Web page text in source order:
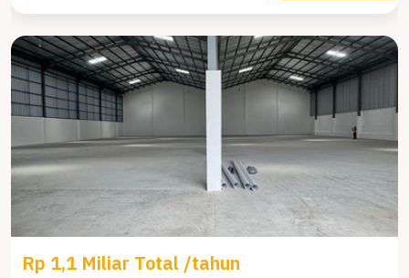
Rp 1,1 Miliar Total /tahun